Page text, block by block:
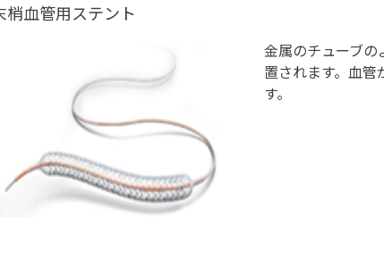
梢血管用ステント
金属のチューブの
置されます。血
す。